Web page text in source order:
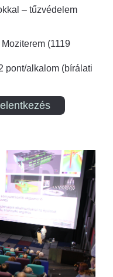
– tűzvédelem
(1119
pont/alkalom (bírálati